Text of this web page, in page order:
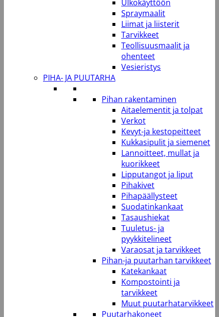
Ulkokäyttöön
Spraymaalit
Liimat ja liisterit
Tarvikkeet
Teollisuusmaalit ja
ohenteet
Vesieristys
PIHA- JA PUUTARHA
Pihan rakentaminen
Aitaelementit ja tolpat
Verkot
Kevyt-ja kestopeitteet
Kukkasipulit ja siemenet
Lannoitteet, mullat ja
kuorikkeet
Lipputangot ja liput
Pihakivet
Pihapäällysteet
Suodatinkankaat
Tasaushiekat
Tuuletus- ja
pyykkitelineet
Varaosat ja tarvikkeet
Pihan-ja puutarhan tarvikkeet
Katekankaat
Kompostointi ja
tarvikkeet
Muut puutarhatarvikkeet
Puutarhakoneet